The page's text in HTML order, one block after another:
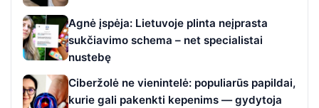
Agnė įspėja: Lietuvoje plinta neįprasta
sukčiavimo schema – net specialistai
nustebę
Ciberžolė ne vienintelė: populiarūs papildai,
kurie gali pakenkti kepenims — gydytoja